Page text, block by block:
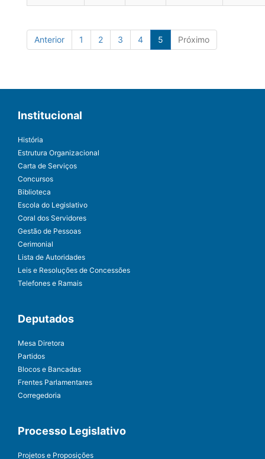
Anterior 1 2 3 4 5 Próximo
Institucional
História
Estrutura Organizacional
Carta de Serviços
Concursos
Biblioteca
Escola do Legislativo
Coral dos Servidores
Gestão de Pessoas
Cerimonial
Lista de Autoridades
Leis e Resoluções de Concessões
Telefones e Ramais
Deputados
Mesa Diretora
Partidos
Blocos e Bancadas
Frentes Parlamentares
Corregedoria
Processo Legislativo
Projetos e Proposições